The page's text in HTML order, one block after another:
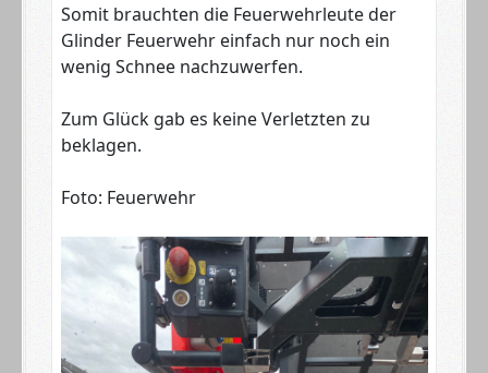
Somit brauchten die Feuerwehrleute der
Glinder Feuerwehr einfach nur noch ein
wenig Schnee nachzuwerfen.
Zum Glück gab es keine Verletzten zu
beklagen.
Foto: Feuerwehr